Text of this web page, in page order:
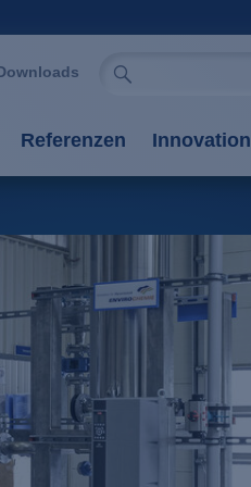
Verfahren
/ Sedimentation
Referenzen Innovation